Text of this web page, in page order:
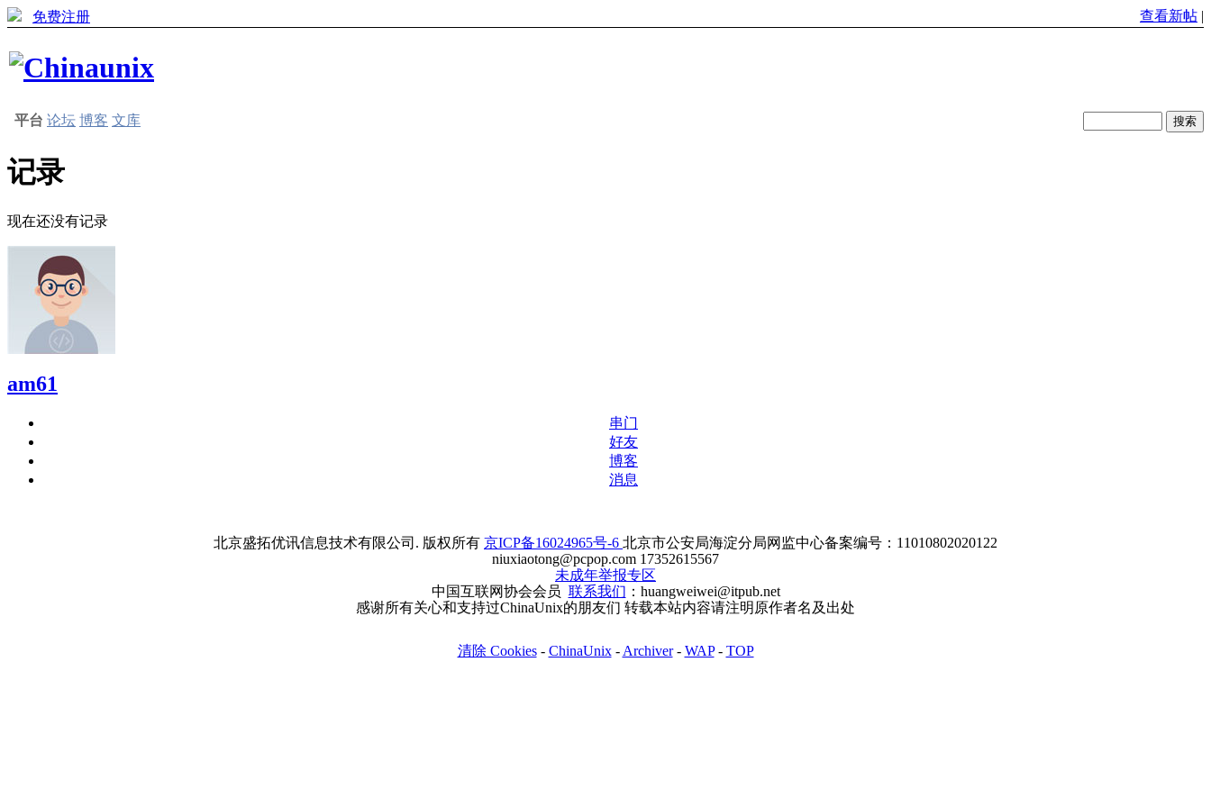
免费注册 查看新帖 |
平台 论坛 博客 文库
记录
现在还没有记录
am61
串门
好友
博客
消息
北京盛拓优讯信息技术有限公司. 版权所有 京ICP备16024965号-6 北京市公安局海淀分局网监中心备案编号：11010802020122
niuxiaotong@pcpop.com 17352615567
未成年举报专区
中国互联网协会会员 联系我们 ：huangweiwei@itpub.net
感谢所有关心和支持过ChinaUnix的朋友们 转载本站内容请注明原作者名及出处
清除 Cookies- ChinaUnix- Archiver- WAP- TOP